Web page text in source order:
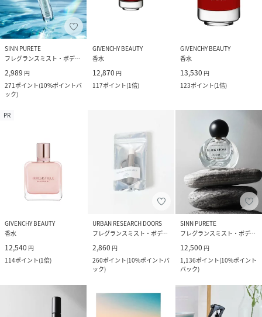
SINN PURETE
フレグランスミスト・ボディミスト
2,989 円
271ポイント(10%ポイントバ
ック)
GIVENCHY BEAUTY
香水
12,870 円
117ポイント(1倍)
GIVENCHY BEAUTY
香水
13,530 円
123ポイント(1倍)
PR
GIVENCHY BEAUTY
香水
12,540 円
114ポイント(1倍)
URBAN RESEARCH DOORS
フレグランスミスト・ボディミスト
2,860 円
260ポイント(10%ポイントバ
ック)
SINN PURETE
フレグランスミスト・ボディミスト
12,500 円
1,136ポイント(10%ポイント
バック)